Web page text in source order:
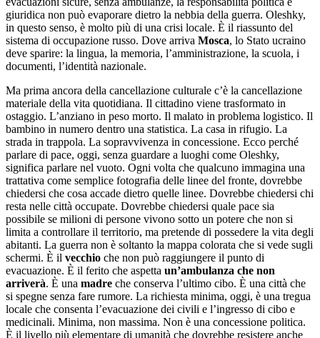
giuridica non può evaporare dietro la nebbia della guerra. Oleshky,
in questo senso, è molto più di una crisi locale. È il riassunto del
sistema di occupazione russo. Dove arriva Mosca, lo Stato ucraino
deve sparire: la lingua, la memoria, l’amministrazione, la scuola, i
documenti, l’identità nazionale.
Ma prima ancora della cancellazione culturale c’è la cancellazione
materiale della vita quotidiana. Il cittadino viene trasformato in
ostaggio. L’anziano in peso morto. Il malato in problema logistico. Il
bambino in numero dentro una statistica. La casa in rifugio. La
strada in trappola. La sopravvivenza in concessione. Ecco perché
parlare di pace, oggi, senza guardare a luoghi come Oleshky,
significa parlare nel vuoto. Ogni volta che qualcuno immagina una
trattativa come semplice fotografia delle linee del fronte, dovrebbe
chiedersi che cosa accade dietro quelle linee. Dovrebbe chiedersi chi
resta nelle città occupate. Dovrebbe chiedersi quale pace sia
possibile se milioni di persone vivono sotto un potere che non si
limita a controllare il territorio, ma pretende di possedere la vita degli
abitanti. La guerra non è soltanto la mappa colorata che si vede sugli
schermi. È il vecchio che non può raggiungere il punto di
evacuazione. È il ferito che aspetta un’ambulanza che non
arriverà. È una madre che conserva l’ultimo cibo. È una città che
si spegne senza fare rumore. La richiesta minima, oggi, è una tregua
locale che consenta l’evacuazione dei civili e l’ingresso di cibo e
medicinali. Minima, non massima. Non è una concessione politica.
È il livello più elementare di umanità che dovrebbe resistere anche